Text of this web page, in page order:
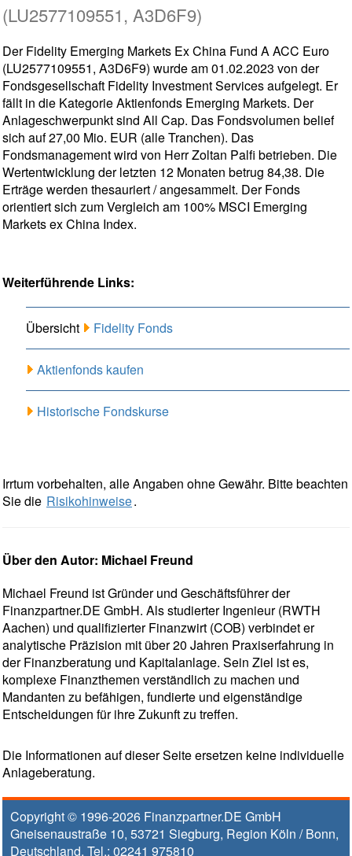
(LU2577109551, A3D6F9)
Der Fidelity Emerging Markets Ex China Fund A ACC Euro
(LU2577109551, A3D6F9) wurde am 01.02.2023 von der
Fondsgesellschaft Fidelity Investment Services aufgelegt. Er
fällt in die Kategorie Aktienfonds Emerging Markets. Der
Anlageschwerpunkt sind All Cap. Das Fondsvolumen belief
sich auf 27,00 Mio. EUR (alle Tranchen). Das
Fondsmanagement wird von Herr Zoltan Palfi betrieben. Die
Wertentwicklung der letzten 12 Monaten betrug 84,38. Die
Erträge werden thesauriert / angesammelt. Der Fonds
orientiert sich zum Vergleich am 100% MSCI Emerging
Markets ex China Index.
Weiterführende Links:
Übersicht Fidelity Fonds
Aktienfonds kaufen
Historische Fondskurse
Irrtum vorbehalten, alle Angaben ohne Gewähr. Bitte beachten
Sie die Risikohinweise.
Über den Autor: Michael Freund
Michael Freund ist Gründer und Geschäftsführer der
Finanzpartner.DE GmbH. Als studierter Ingenieur (RWTH
Aachen) und qualifizierter Finanzwirt (COB) verbindet er
analytische Präzision mit über 20 Jahren Praxiserfahrung in
der Finanzberatung und Kapitalanlage. Sein Ziel ist es,
komplexe Finanzthemen verständlich zu machen und
Mandanten zu befähigen, fundierte und eigenständige
Entscheidungen für ihre Zukunft zu treffen.
Die Informationen auf dieser Seite ersetzen keine individuelle
Anlageberatung.
Copyright © 1996-2026 Finanzpartner.DE GmbH
Gneisenaustraße 10, 53721 Siegburg, Region Köln / Bonn,
Deutschland, Tel.: 02241 975810